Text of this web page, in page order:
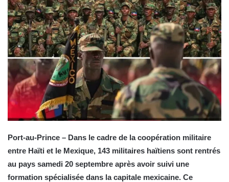
Port-au-Prince – Dans le cadre de la coopération militaire
entre Haïti et le Mexique, 143 militaires haïtiens sont rentrés
au pays samedi 20 septembre après avoir suivi une
formation spécialisée dans la capitale mexicaine. Ce